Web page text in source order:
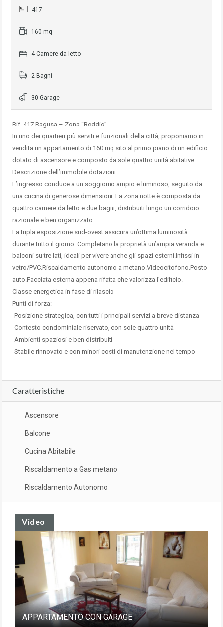
417
160 mq
4 Camere da letto
2 Bagni
30 Garage
Rif. 417 Ragusa – Zona “Beddio”
In uno dei quartieri più serviti e funzionali della città, proponiamo in
vendita un appartamento di 160 mq sito al primo piano di un edificio
dotato di ascensore e composto da sole quattro unità abitative.
Descrizione dell’immobile dotazioni:
L’ingresso conduce a un soggiorno ampio e luminoso, seguito da
una cucina di generose dimensioni. La zona notte è composta da
quattro camere da letto e due bagni, distribuiti lungo un corridoio
razionale e ben organizzato.
La tripla esposizione sud-ovest assicura un’ottima luminosità
durante tutto il giorno. Completano la proprietà un’ampia veranda e
balconi su tre lati, ideali per vivere anche gli spazi esterni.Infissi in
vetro/PVC.Riscaldamento autonomo a metano.Videocitofono.Posto
auto.Facciata esterna appena rifatta che valorizza l’edificio.
Classe energetica in fase di rilascio
Punti di forza:
-Posizione strategica, con tutti i principali servizi a breve distanza
-Contesto condominiale riservato, con sole quattro unità
-Ambienti spaziosi e ben distribuiti
-Stabile rinnovato e con minori costi di manutenzione nel tempo
Caratteristiche
Ascensore
Balcone
Cucina Abitabile
Riscaldamento a Gas metano
Riscaldamento Autonomo
Video
APPARTAMENTO CON GARAGE